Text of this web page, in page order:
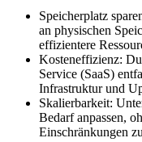
Speicherplatz
an physischen
effizientere
Kosteneffizienz:
Service (SaaS)
Infrastruktur und
Skalierbarkeit:
Bedarf anpassen,
Einschränkungen